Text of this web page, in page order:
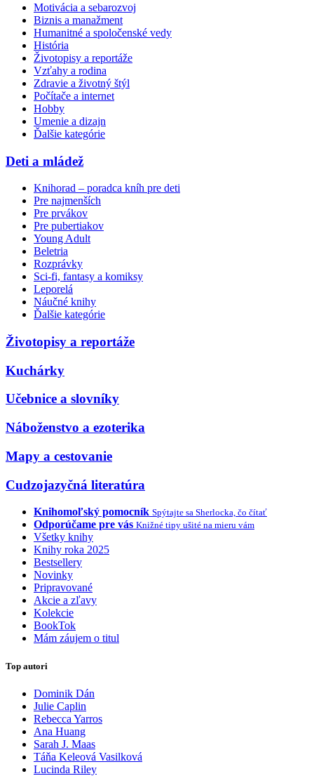
Motivácia a sebarozvoj
Biznis a manažment
Humanitné a spoločenské vedy
História
Životopisy a reportáže
Vzťahy a rodina
Zdravie a životný štýl
Počítače a internet
Hobby
Umenie a dizajn
Ďalšie kategórie
Deti a mládež
Knihorad – poradca kníh pre deti
Pre najmenších
Pre prvákov
Pre pubertiakov
Young Adult
Beletria
Rozprávky
Sci-fi, fantasy a komiksy
Leporelá
Náučné knihy
Ďalšie kategórie
Životopisy a reportáže
Kuchárky
Učebnice a slovníky
Náboženstvo a ezoterika
Mapy a cestovanie
Cudzojazyčná literatúra
Knihomoľský pomocník Spýtajte sa Sherlocka, čo čítať
Odporúčame pre vás Knižné tipy ušité na mieru vám
Všetky knihy
Knihy roka 2025
Bestsellery
Novinky
Pripravované
Akcie a zľavy
Kolekcie
BookTok
Mám záujem o titul
Top autori
Dominik Dán
Julie Caplin
Rebecca Yarros
Ana Huang
Sarah J. Maas
Táňa Keleová Vasilková
Lucinda Riley